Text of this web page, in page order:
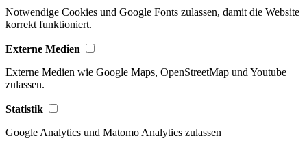
Notwendige Cookies und Google Fonts zulassen, damit die Website
korrekt funktioniert.
Externe Medien
Externe Medien wie Google Maps, OpenStreetMap und Youtube
zulassen.
Statistik
Google Analytics und Matomo Analytics zulassen